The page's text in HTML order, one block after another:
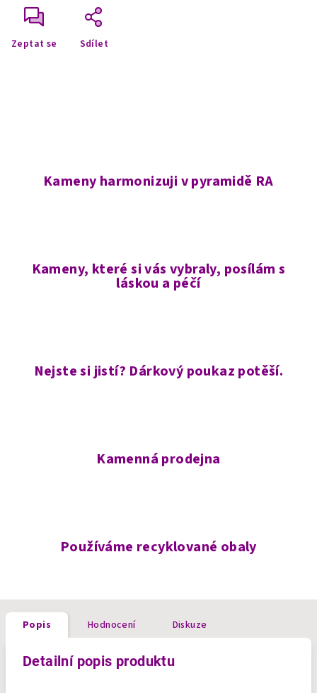
Zeptat se Sdílet
Kameny harmonizuji v pyramidě RA
Kameny, které si vás vybraly, posílám s
láskou a péčí
Nejste si jistí? Dárkový poukaz potěší.
Kamenná prodejna
Používáme recyklované obaly
Popis Hodnocení Diskuze
Detailní popis produktu